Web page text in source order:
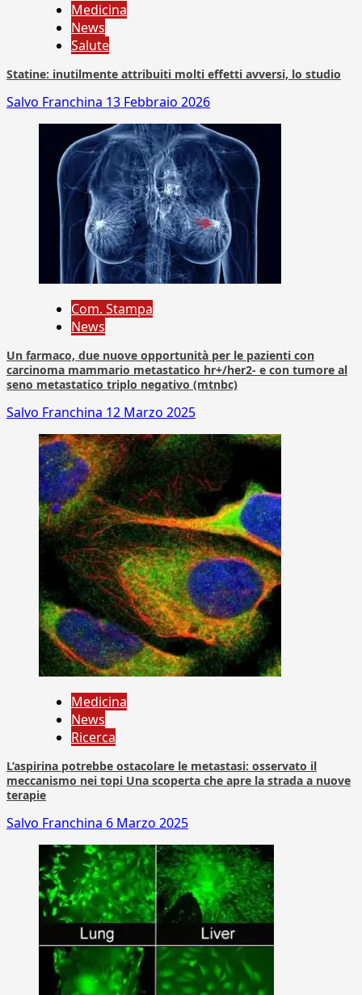
Medicina
News
Salute
Statine: inutilmente attribuiti molti effetti avversi, lo studio
Salvo Franchina 13 Febbraio 2026
Com. Stampa
News
Un farmaco, due nuove opportunità per le pazienti con
carcinoma mammario metastatico hr+/her2- e con tumore al
seno metastatico triplo negativo (mtnbc)
Salvo Franchina 12 Marzo 2025
Medicina
News
Ricerca
L’aspirina potrebbe ostacolare le metastasi: osservato il
meccanismo nei topi Una scoperta che apre la strada a nuove
terapie
Salvo Franchina 6 Marzo 2025